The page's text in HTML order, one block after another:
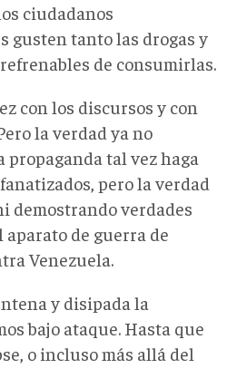
ciudadanos
gusten tanto las drogas y
de consumirlas.
con los discursos y con
la verdad ya no
propaganda tal vez haga
pero la verdad
demostrando verdades
aparato de guerra de
Venezuela.
y disipada la
bajo ataque. Hasta que
o incluso más allá del